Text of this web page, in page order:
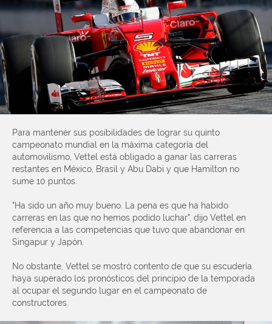
Para mantener sus posibilidades de lograr su quinto
campeonato mundial en la máxima categoría del
automovilismo, Vettel está obligado a ganar las carreras
restantes en México, Brasil y Abu Dabi y que Hamilton no
sume 10 puntos.
"Ha sido un año muy bueno. La pena es que ha habido
carreras en las que no hemos podido luchar", dijo Vettel en
referencia a las competencias que tuvo que abandonar en
Singapur y Japón.
No obstante, Vettel se mostró contento de que su escudería
haya superado los pronósticos del principio de la temporada
al ocupar el segundo lugar en el campeonato de
constructores.